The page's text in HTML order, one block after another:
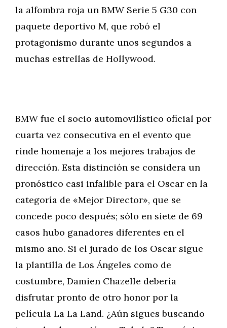
la alfombra roja un BMW Serie 5 G30 con
paquete deportivo M, que robó el
protagonismo durante unos segundos a
muchas estrellas de Hollywood.
BMW fue el socio automovilístico oficial por
cuarta vez consecutiva en el evento que
rinde homenaje a los mejores trabajos de
dirección. Esta distinción se considera un
pronóstico casi infalible para el Oscar en la
categoría de «Mejor Director», que se
concede poco después; sólo en siete de 69
casos hubo ganadores diferentes en el
mismo año. Si el jurado de los Oscar sigue
la plantilla de Los Ángeles como de
costumbre, Damien Chazelle debería
disfrutar pronto de otro honor por la
película La La Land. ¿Aún sigues buscando